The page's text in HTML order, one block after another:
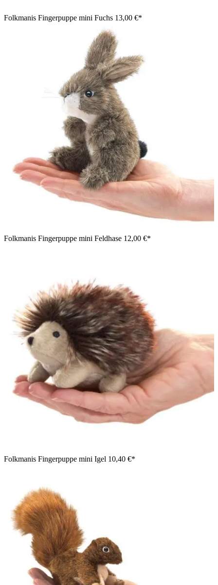
Folkmanis Fingerpuppe mini Fuchs 13,00 €*
Folkmanis Fingerpuppe mini Feldhase 12,00 €*
Folkmanis Fingerpuppe mini Igel 10,40 €*